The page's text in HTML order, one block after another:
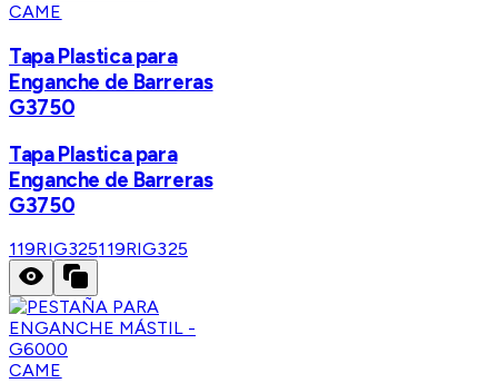
CAME
Tapa Plastica para
Enganche de Barreras
G3750
Tapa Plastica para
Enganche de Barreras
G3750
119RIG325119RIG325
CAME